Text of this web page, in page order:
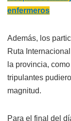
enfermeros
Además, los
Ruta
la provincia, como
tripulantes
magnitud.
Para el final del